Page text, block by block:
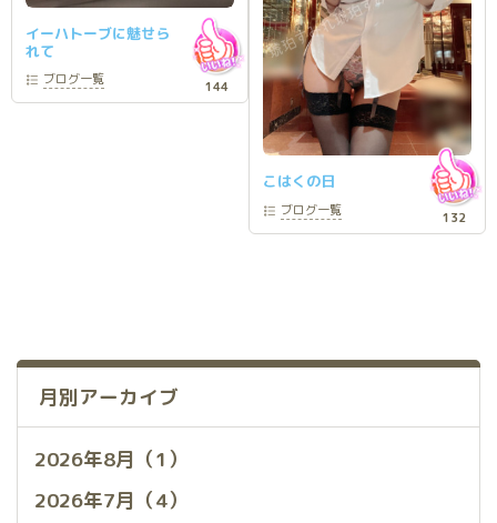
イーハトーブに魅せら
れて
ブログ一覧 144
こはくの日
ブログ一覧 132
月別アーカイブ
2026年8月（1）
2026年7月（4）